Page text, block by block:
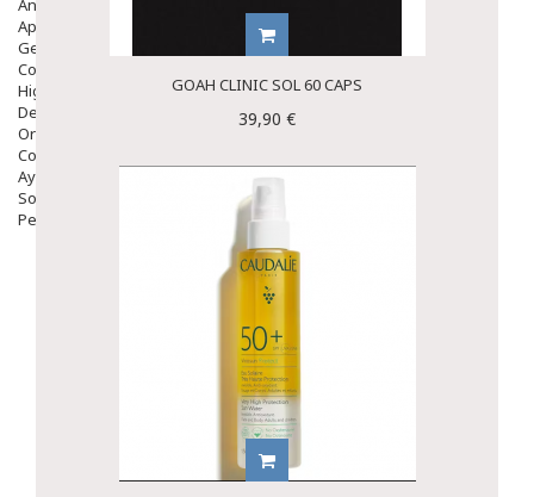
Aparato Genital
Gente Mayor
Cosmética
Higiene
Dentales
Ortopedia
Complementos Nutricionales.
Ayudas
Solares
Pedido express
GOAH CLINIC SOL 60 CAPS
39,90 €